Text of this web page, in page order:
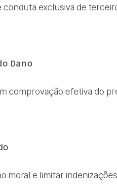
exclusiva de
Dano
efetiva do
moral e limitar